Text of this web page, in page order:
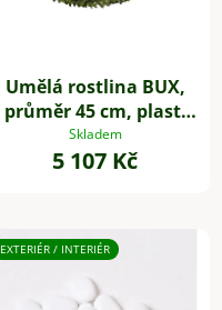
Umělá rostlina BUX,
průměr 45 cm, plast,
zelená
Skladem
5 107 Kč
EXTERIÉR / INTERIÉR